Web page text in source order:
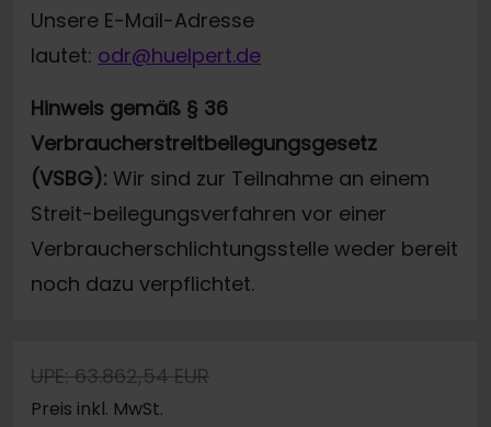
Unsere E-Mail-Adresse
lautet: odr@huelpert.de
Hinweis gemäß § 36
Verbraucherstreitbeilegungsgesetz
(VSBG): Wir sind zur Teilnahme an einem
Streit-beilegungsverfahren vor einer
Verbraucherschlichtungsstelle weder bereit
noch dazu verpflichtet.
UPE: 63.862,54 EUR
Preis inkl. MwSt.